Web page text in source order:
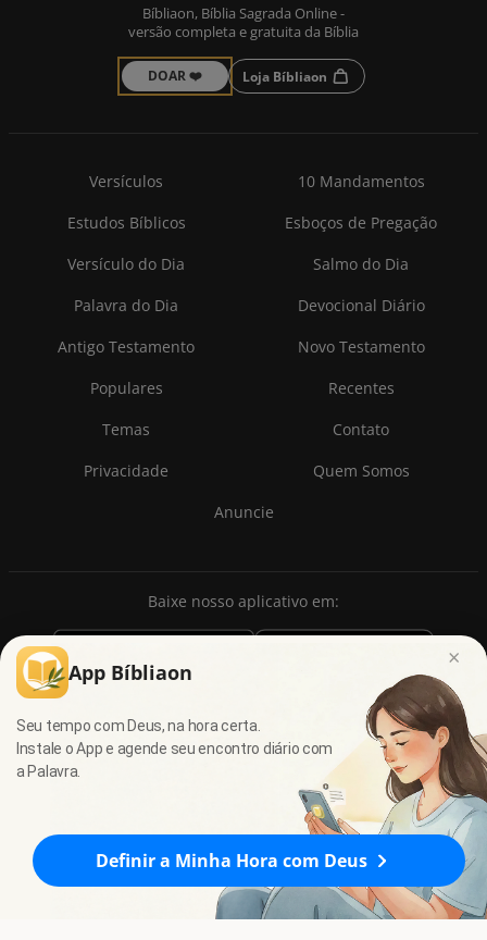
Isaías 26
Bíbliaon, Bíblia Sagrada Online -
versão completa e gratuita da Bíblia
DOAR ❤️ Loja Bíbliaon
Versículos
10 Mandamentos
Estudos Bíblicos
Esboços de Pregação
Versículo do Dia
Salmo do Dia
Palavra do Dia
Devocional Diário
Antigo Testamento
Novo Testamento
Populares
Recentes
Temas
Contato
Privacidade
Quem Somos
Anuncie
Baixe nosso aplicativo em:
×
App Bíbliaon
Seu tempo com Deus, na hora certa.
Instale o App e agende seu encontro diário com
a Palavra.
Definir a Minha Hora com Deus